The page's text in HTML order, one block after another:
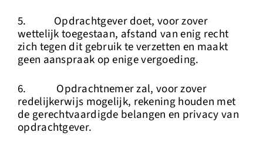
5. Opdrachtgever doet, voor zover
wettelijk toegestaan, afstand van enig recht
zich tegen dit gebruik te verzetten en maakt
geen aanspraak op enige vergoeding.
6. Opdrachtnemer zal, voor zover
redelijkerwijs mogelijk, rekening houden met
de gerechtvaardigde belangen en privacy van
opdrachtgever.